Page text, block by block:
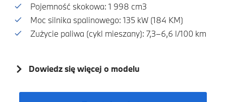
Pojemność skokowa: 1 998 cm3
Moc silnika spalinowego: 135 kW (184 KM)
Zużycie paliwa (cykl mieszany): 7,3–6,6 l/100 km
Dowiedz się więcej o modelu